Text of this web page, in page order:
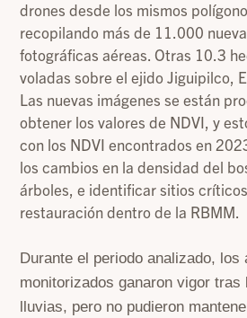
drones desde los mismos
recopilando más de 11.000
fotográficas aéreas. Otras 10.3
voladas sobre el ejido Jiguipilco,
Las nuevas imágenes se están
obtener los valores de NDVI, y
con los NDVI encontrados en
los cambios en la densidad del
árboles, e identificar sitios
restauración dentro de la RBMM.
Durante el periodo analizado, los
monitorizados ganaron vigor tras
lluvias, pero no pudieron